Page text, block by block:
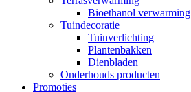
Bioethanol verwarming
Tuindecoratie
Tuinverlichting
Plantenbakken
Dienbladen
Onderhouds producten
Promoties